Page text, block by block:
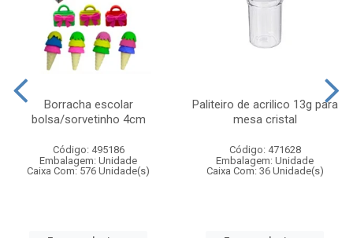
Borracha escolar
bolsa/sorvetinho 4cm
Código: 495186
Embalagem: Unidade
Caixa Com: 576 Unidade(s)
Paliteiro de acrilico 13g para
mesa cristal
Código: 471628
Embalagem: Unidade
Caixa Com: 36 Unidade(s)